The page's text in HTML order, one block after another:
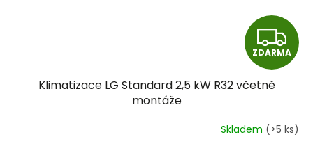
Z
D
R
ZDARMA
Klimatizace LG Standard 2,5 kW R32 včetně
montáže
Skladem (>5 ks)